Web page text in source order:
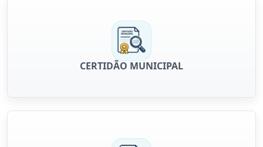
CERTIDÃO MUNICIPAL